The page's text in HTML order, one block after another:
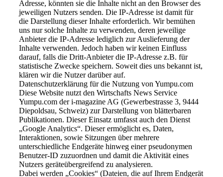
Adresse, könnten sie die Inhalte nicht an den Browser des
jeweiligen Nutzers senden. Die IP-Adresse ist damit für
die Darstellung dieser Inhalte erforderlich. Wir bemühen
uns nur solche Inhalte zu verwenden, deren jeweilige
Anbieter die IP-Adresse lediglich zur Auslieferung der
Inhalte verwenden. Jedoch haben wir keinen Einfluss
darauf, falls die Dritt-Anbieter die IP-Adresse z.B. für
statistische Zwecke speichern. Soweit dies uns bekannt ist,
klären wir die Nutzer darüber auf.
Datenschutzerklärung für die Nutzung von Yumpu.com
Diese Website nutzt den Wirtschafts News Service
Yumpu.com der i‑magazine AG (Gewerbestrasse 3, 9444
Diepoldsau, Schweiz) zur Darstellung von blätterbaren
Publikationen. Dieser Einsatz umfasst auch den Dienst
„Google Analytics“. Dieser ermöglicht es, Daten,
Interaktionen, sowie Sitzungen über mehrere
unterschiedliche Endgeräte hinweg einer pseudonymen
Benutzer-ID zuzuordnen und damit die Aktivität eines
Nutzers geräteübergreifend zu analysieren.
Dabei werden „Cookies“ (Dateien, die auf Ihrem Endgerät